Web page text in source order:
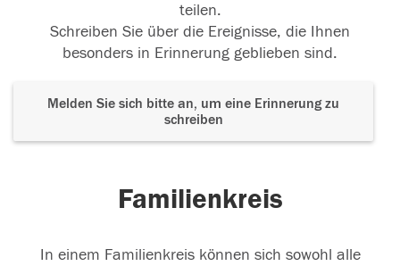
teilen.
Schreiben Sie über die Ereignisse, die Ihnen
besonders in Erinnerung geblieben sind.
Melden Sie sich bitte an, um eine Erinnerung zu
schreiben
Familienkreis
In einem Familienkreis können sich sowohl alle